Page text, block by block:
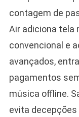
contagem de
Air adiciona tela
convencional e
avançados,
pagamentos
música offline.
evita